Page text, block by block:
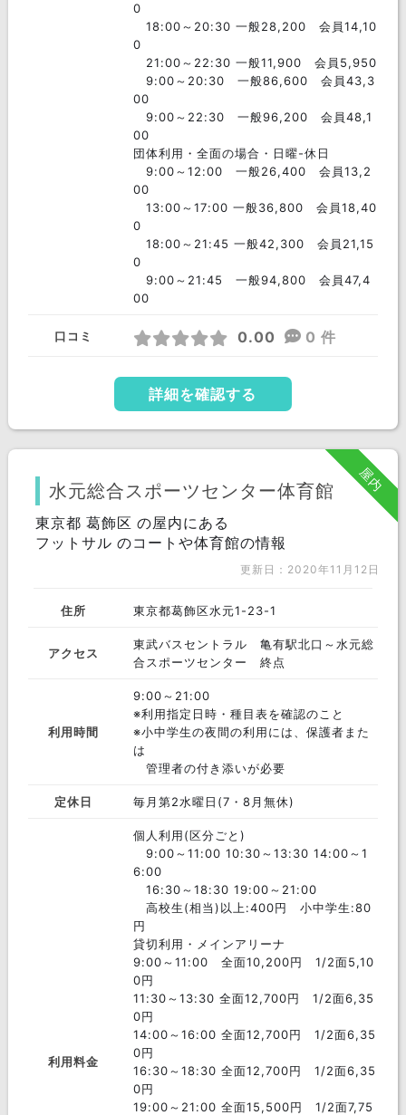
0
18:00～20:30 一般28,200 会員14,10
0
21:00～22:30 一般11,900 会員5,950
9:00～20:30 一般86,600 会員43,3
00
9:00～22:30 一般96,200 会員48,1
00
団体利用・全面の場合・日曜-休日
9:00～12:00 一般26,400 会員13,2
00
13:00～17:00 一般36,800 会員18,40
0
18:00～21:45 一般42,300 会員21,15
0
9:00～21:45 一般94,800 会員47,4
00
口コミ 0.00 0 件
詳細を確認する
屋内
水元総合スポーツセンター体育館
東京都 葛飾区 の屋内にある
フットサル のコートや体育館の情報
更新日：2020年11月12日
住所 東京都葛飾区水元1-23-1
アクセス
東武バスセントラル 亀有駅北口～水元総
合スポーツセンター 終点
利用時間
9:00～21:00
※利用指定日時・種目表を確認のこと
※小中学生の夜間の利用には、保護者また
は
管理者の付き添いが必要
定休日 毎月第2水曜日(7・8月無休)
利用料金
個人利用(区分ごと)
9:00～11:00 10:30～13:30 14:00～1
6:00
16:30～18:30 19:00～21:00
高校生(相当)以上:400円 小中学生:80
円
貸切利用・メインアリーナ
9:00～11:00 全面10,200円 1/2面5,10
0円
11:30～13:30 全面12,700円 1/2面6,35
0円
14:00～16:00 全面12,700円 1/2面6,35
0円
16:30～18:30 全面12,700円 1/2面6,35
0円
19:00～21:00 全面15,500円 1/2面7,75